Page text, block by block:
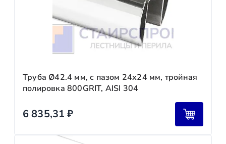
Труба Ø42.4 мм, с пазом 24х24 мм, тройная
полировка 800GRIT, AISI 304
6 835,31₽